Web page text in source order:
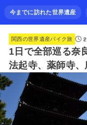
今までに訪れた世界遺産
関西の世界遺産バイク旅
1日で全部巡る奈
法起寺、薬師寺